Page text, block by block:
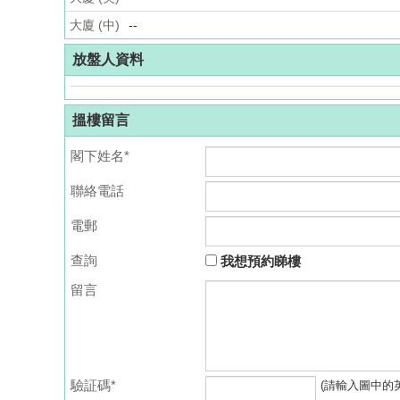
大廈 (中)
--
放盤人資料
搵樓留言
閣下姓名*
聯絡電話
電郵
查詢
我想預約睇樓
留言
驗証碼* (請輸入圖中的